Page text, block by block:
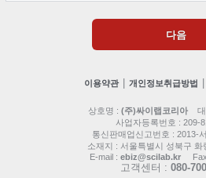
다음
이용약관 개인정보취급방법
상호명 : (주)싸이랩코리아대
사업자등록번호 : 209-
통신판매업신고번호 : 2013-
소재지 : 서울특별시 성북구 화
E-mail : ebiz@scilab.krFax
고객센터 : 080-